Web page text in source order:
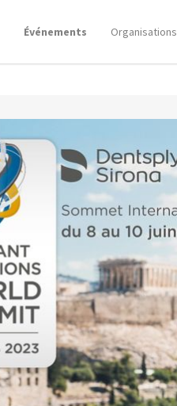
Événements Organisations